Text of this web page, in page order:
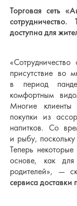
Торговая сеть
доступна для
присутствие во
в период
комфортным
Многие клиенты
покупки из
напитков. Со
и рыбу,
Теперь
основе, как
родителей», —
сервиса доставки